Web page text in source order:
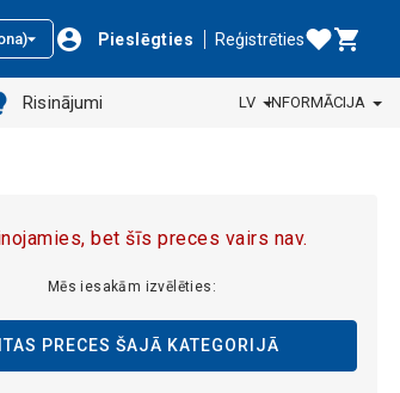
Pieslēgties Reģistrēties
Risinājumi LV INFORMĀCIJA
bet šīs preces vairs nav.
Mēs iesakām izvēlēties:
PRECES ŠAJĀ KATEGORIJĀ